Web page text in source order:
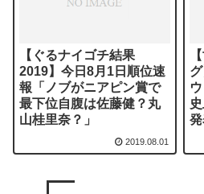
【ぐるナイゴチ結果
2019】今日8月1日順位速
報「ノブがニアピン賞で
最下位自腹は佐藤健？丸
山桂里奈？」
2019.08.01
発